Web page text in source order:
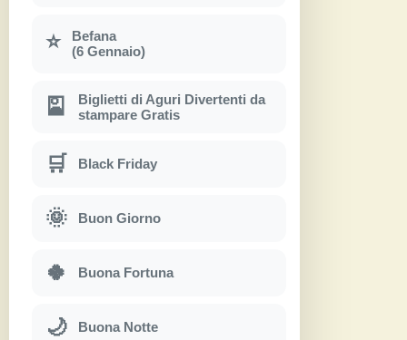
⭐
Befana
(6 Gennaio)
🎴
Biglietti di Aguri Divertenti da
stampare Gratis
🛒 Black Friday
🌞 Buon Giorno
🍀 Buona Fortuna
🌙 Buona Notte